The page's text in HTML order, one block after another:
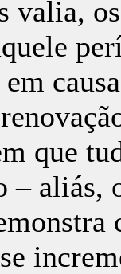
valia,
que
– aliás,